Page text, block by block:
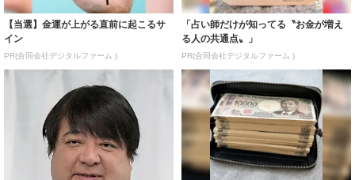
【当選】金運が上がる直前に起こるサ
イン
PR(合同会社デジタルファーム )
「占い師だけが知ってる〝お金が増え
る人の共通点〟」
PR(合同会社デジタルファーム )